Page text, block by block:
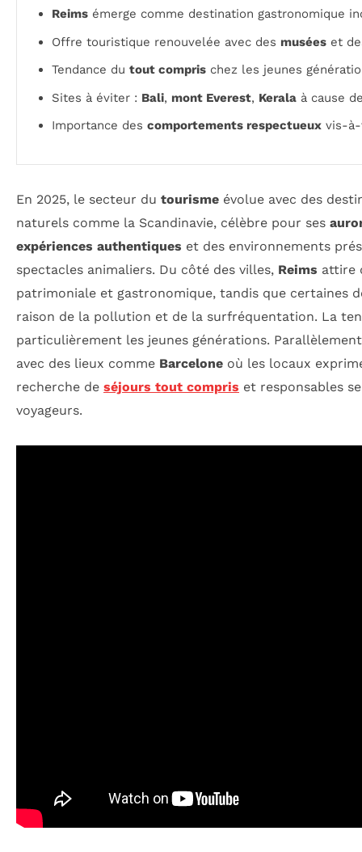
Reims émerge comme destination gastronomique
Offre touristique renouvelée avec des musées et
Tendance du tout compris chez les jeunes
Sites à éviter : Bali, mont Everest, Kerala à cause
Importance des comportements respectueux vis-à-
En 2025, le secteur du tourisme évolue avec des
naturels comme la Scandinavie, célèbre pour ses
expériences authentiques et des environnements
spectacles animaliers. Du côté des villes, Reims attire
patrimoniale et gastronomique, tandis que certaines
raison de la pollution et de la surfréquentation. La
particulièrement les jeunes générations.
avec des lieux comme Barcelone où les locaux
recherche de séjours tout compris et responsables
voyageurs.